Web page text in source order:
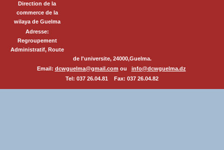
Direction de la
commerce de la
wilaya de Guelma
Adresse:
Regroupement
Administratif, Route
de l'universite, 24000,Guelma.
Email: dcwguelma@gmail.com ou info@dcwguelma.dz
Tel: 037 26.04.81 Fax: 037 26.04.82